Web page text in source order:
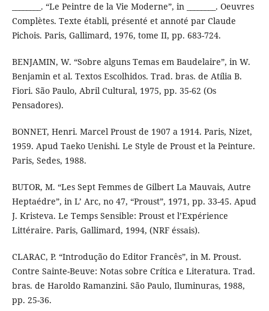
________. “Le Peintre de la Vie Moderne”, in ________. Oeuvres
Complètes. Texte établi, présenté et annoté par Claude
Pichois. Paris, Gallimard, 1976, tome II, pp. 683-724.
BENJAMIN, W. “Sobre alguns Temas em Baudelaire”, in W.
Benjamin et al. Textos Escolhidos. Trad. bras. de Atília B.
Fiori. São Paulo, Abril Cultural, 1975, pp. 35-62 (Os
Pensadores).
BONNET, Henri. Marcel Proust de 1907 a 1914. Paris, Nizet,
1959. Apud Taeko Uenishi. Le Style de Proust et la Peinture.
Paris, Sedes, 1988.
BUTOR, M. “Les Sept Femmes de Gilbert La Mauvais, Autre
Heptaédre”, in L’ Arc, no 47, “Proust”, 1971, pp. 33-45. Apud
J. Kristeva. Le Temps Sensible: Proust et l’Expérience
Littéraire. Paris, Gallimard, 1994, (NRF éssais).
CLARAC, P. “Introdução do Editor Francês”, in M. Proust.
Contre Sainte-Beuve: Notas sobre Crítica e Literatura. Trad.
bras. de Haroldo Ramanzini. São Paulo, Iluminuras, 1988,
pp. 25-36.